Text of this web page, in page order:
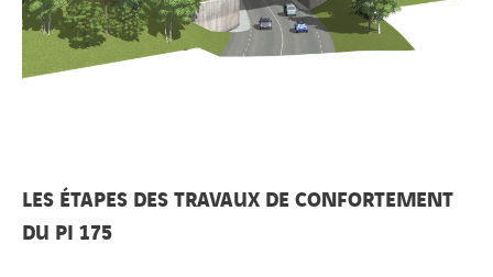
LES ÉTAPES DES TRAVAUX DE CONFORTEMENT
DU PI 175